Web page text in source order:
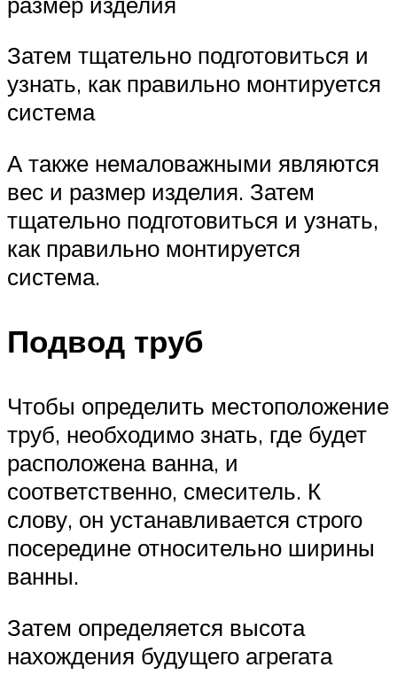
Затем тщательно подготовиться и
узнать, как правильно монтируется
система
А также немаловажными являются
вес и размер изделия. Затем
тщательно подготовиться и узнать,
как правильно монтируется
система.
Подвод труб
Чтобы определить местоположение
труб, необходимо знать, где будет
расположена ванна, и
соответственно, смеситель. К
слову, он устанавливается строго
посередине относительно ширины
ванны.
Затем определяется высота
нахождения будущего агрегата